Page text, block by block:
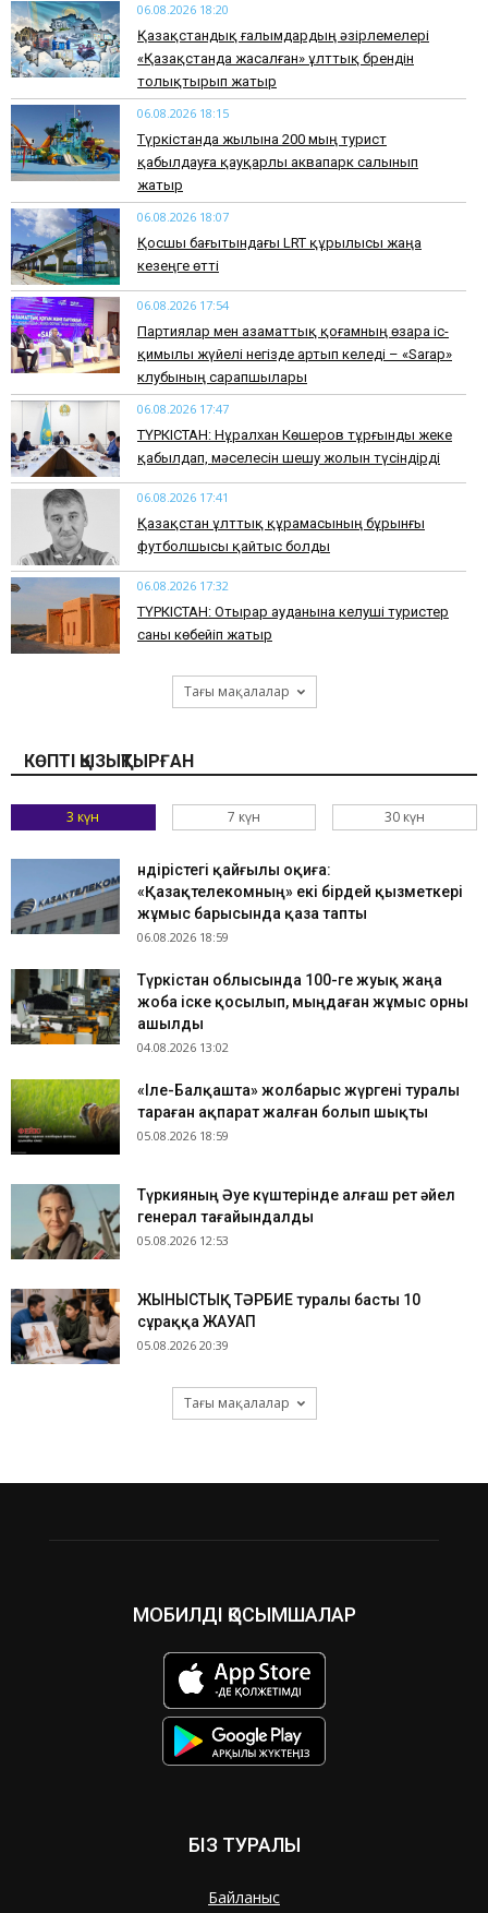
06.08.2026 18:20
Қазақстандық ғалымдардың әзірлемелері
«Қазақстанда жасалған» ұлттық брендін
толықтырып жатыр
06.08.2026 18:15
Түркістанда жылына 200 мың турист
қабылдауға қауқарлы аквапарк салынып
жатыр
06.08.2026 18:07
Қосшы бағытындағы LRT құрылысы жаңа
кезеңге өтті
06.08.2026 17:54
Партиялар мен азаматтық қоғамның өзара іс-
қимылы жүйелі негізде артып келеді – «Sarap»
клубының сарапшылары
06.08.2026 17:47
ТҮРКІСТАН: Нұралхан Көшеров тұрғынды жеке
қабылдап, мәселесін шешу жолын түсіндірді
06.08.2026 17:41
Қазақстан ұлттық құрамасының бұрынғы
футболшысы қайтыс болды
06.08.2026 17:32
ТҮРКІСТАН: Отырар ауданына келуші туристер
саны көбейіп жатыр
Тағы мақалалар
КӨПТІ ҚЫЗЫҚТЫРҒАН
3 күн 7 күн 30 күн
Өндірістегі қайғылы оқиға:
«Қазақтелекомның» екі бірдей қызметкері
жұмыс барысында қаза тапты
06.08.2026 18:59
Түркістан облысында 100-ге жуық жаңа
жоба іске қосылып, мыңдаған жұмыс орны
ашылды
04.08.2026 13:02
«Іле-Балқашта» жолбарыс жүргені туралы
тараған ақпарат жалған болып шықты
05.08.2026 18:59
Түркияның Әуе күштерінде алғаш рет әйел
генерал тағайындалды
05.08.2026 12:53
ЖЫНЫСТЫҚ ТӘРБИЕ туралы басты 10
сұраққа ЖАУАП
05.08.2026 20:39
Тағы мақалалар
МОБИЛДІ ҚОСЫМШАЛАР
БІЗ ТУРАЛЫ
Байланыс